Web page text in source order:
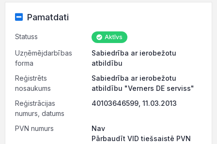
Pamatdati
Statuss Aktīvs
Uzņēmējdarbības
forma
Sabiedrība ar ierobežotu
atbildību
Reģistrēts
nosaukums
Sabiedrība ar ierobežotu
atbildību "Verners DE serviss"
Reģistrācijas
numurs, datums
40103646599, 11.03.2013
PVN numurs
Nav
Pārbaudīt VID tiešsaistē PVN